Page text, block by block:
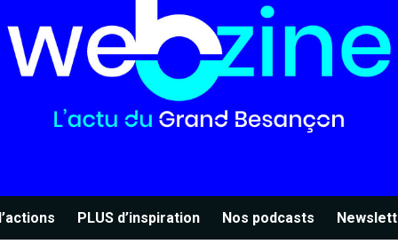
PLUS d’inspiration Nos podcasts